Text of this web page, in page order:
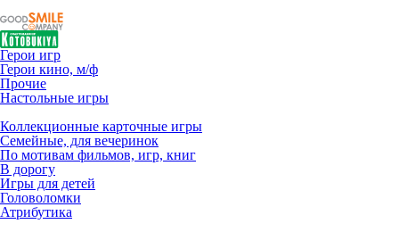
Герои игр
Герои кино, м/ф
Прочие
Настольные игры
Коллекционные карточные игры
Семейные, для вечеринок
По мотивам фильмов, игр, книг
В дорогу
Игры для детей
Головоломки
Атрибутика